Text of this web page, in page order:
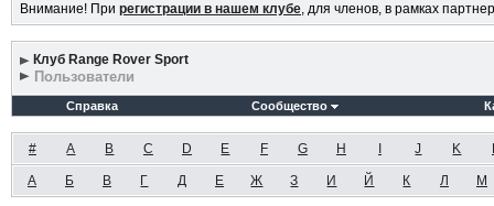
Внимание! При регистрации в нашем клубе, для членов, в рамках
Клуб Range Rover Sport
Пользователи
Справка Сообщество
# A B C D E F G H J K
А Б В Г Д Е Ж З И Й К Л М